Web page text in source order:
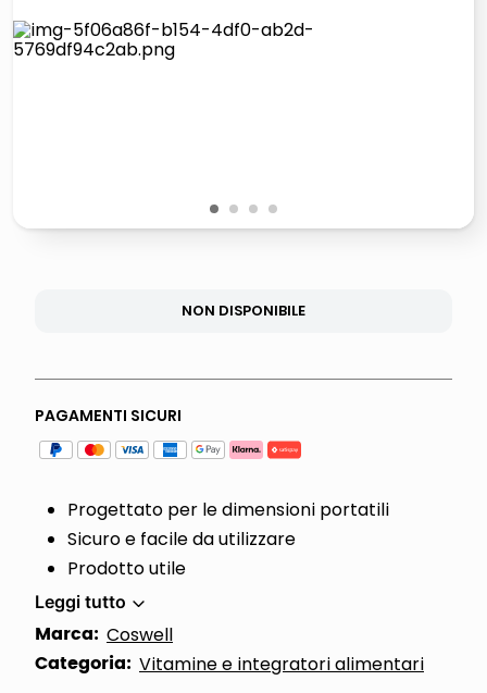
1 2 3 4
NON DISPONIBILE
PAGAMENTI SICURI
Progettato per le dimensioni portatili
Sicuro e facile da utilizzare
Prodotto utile
Leggi tutto
Marca: Coswell
Categoria: Vitamine e integratori alimentari